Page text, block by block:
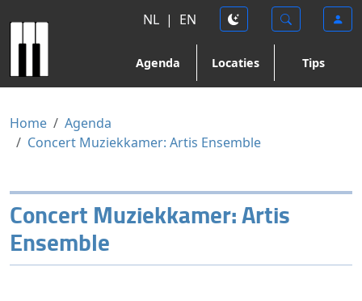
NL | EN
Agenda Locaties Tips
Home
Agenda
Concert Muziekkamer: Artis Ensemble
Concert Muziekkamer: Artis
Ensemble